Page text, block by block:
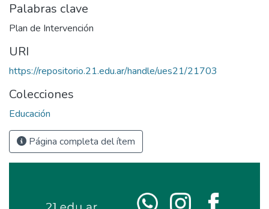
Palabras clave
Plan de Intervención
URI
https://repositorio.21.edu.ar/handle/ues21/21703
Colecciones
Educación
Página completa del ítem